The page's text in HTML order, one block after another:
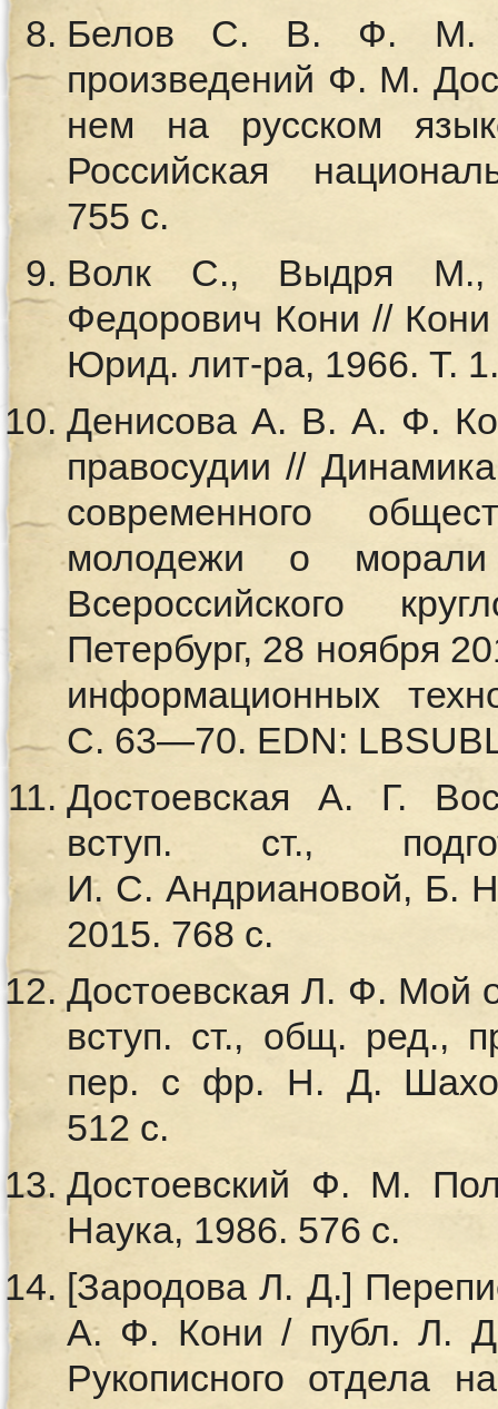
Белов С. В. Ф. М.
произведений Ф. М.
нем на русском
Российская
755 с.
Волк С., Выдря М.,
Федорович Кони //
Юрид. лит-ра, 1966. Т.
Денисова А. В. А. Ф.
правосудии //
современного
молодежи о
Всероссийского
Петербург, 28 ноября
информационных
С. 63—70. EDN:
Достоевская А. Г.
вступ. ст.,
И. С. Андриановой, Б.
2015. 768 с.
Достоевская Л. Ф. Мой
вступ. ст., общ. ред.,
пер. с фр. Н. Д.
512 с.
Достоевский Ф. М.
Наука, 1986. 576 с.
[Зародова Л. Д.]
А. Ф. Кони / публ. Л.
Рукописного отдела